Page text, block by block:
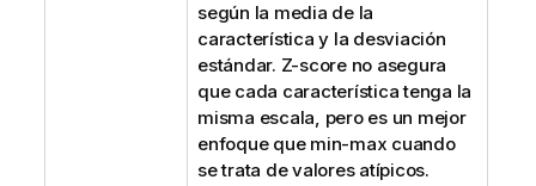
según la media de la
característica y la desviación
estándar. Z-score no asegura
que cada característica tenga la
misma escala, pero es un mejor
enfoque que min-max cuando
se trata de valores atípicos.